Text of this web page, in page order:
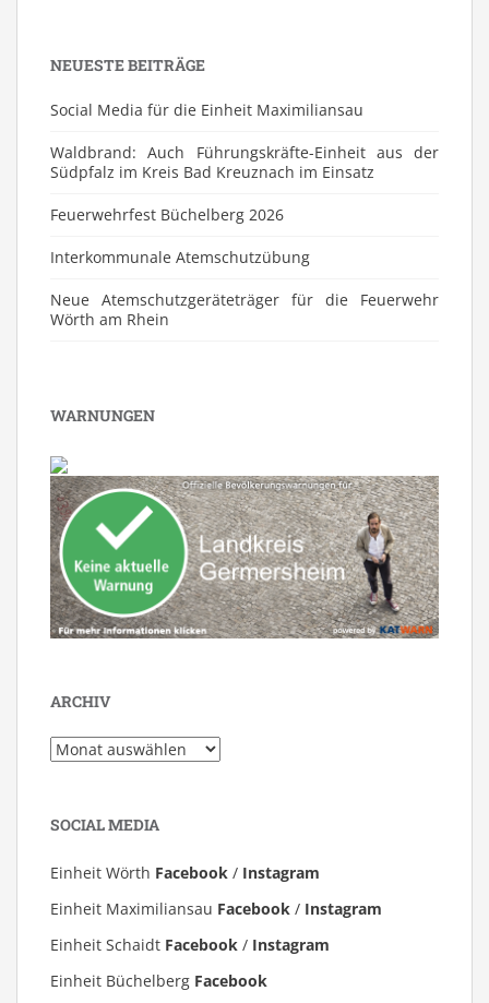
NEUESTE BEITRÄGE
Social Media für die Einheit Maximiliansau
Waldbrand: Auch Führungskräfte-Einheit aus der
Südpfalz im Kreis Bad Kreuznach im Einsatz
Feuerwehrfest Büchelberg 2026
⁠Interkommunale Atemschutzübung
Neue Atemschutzgeräteträger für die Feuerwehr
Wörth am Rhein
WARNUNGEN
ARCHIV
Archiv
SOCIAL MEDIA
Einheit Wörth Facebook / Instagram
Einheit Maximiliansau Facebook / Instagram
Einheit Schaidt Facebook / Instagram
Einheit Büchelberg Facebook